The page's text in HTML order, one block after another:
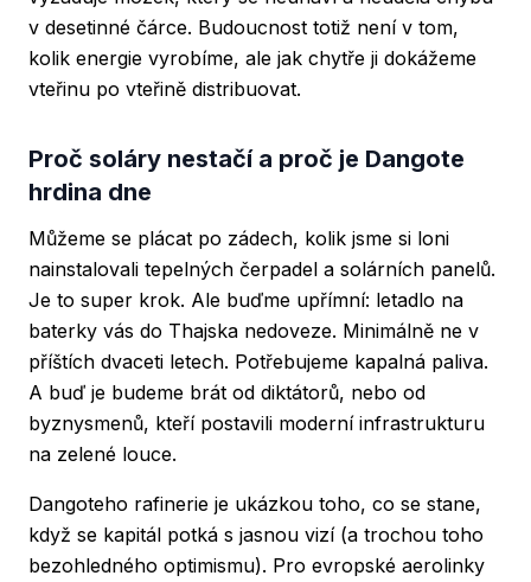
v desetinné čárce. Budoucnost totiž není v tom,
kolik energie vyrobíme, ale jak chytře ji dokážeme
vteřinu po vteřině distribuovat.
Proč soláry nestačí a proč je Dangote
hrdina dne
Můžeme se plácat po zádech, kolik jsme si loni
nainstalovali tepelných čerpadel a solárních panelů.
Je to super krok. Ale buďme upřímní: letadlo na
baterky vás do Thajska nedoveze. Minimálně ne v
příštích dvaceti letech. Potřebujeme kapalná paliva.
A buď je budeme brát od diktátorů, nebo od
byznysmenů, kteří postavili moderní infrastrukturu
na zelené louce.
Dangoteho rafinerie je ukázkou toho, co se stane,
když se kapitál potká s jasnou vizí (a trochou toho
bezohledného optimismu). Pro evropské aerolinky